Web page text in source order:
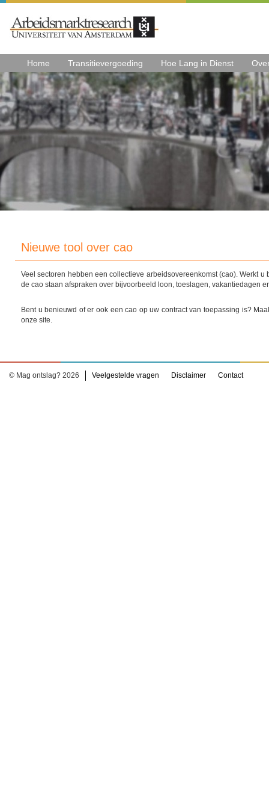
Home Transitievergoeding Hoe Lang in Dienst
Nieuwe tool over cao
Veel sectoren hebben een collectieve arbeidsovereenkomst (cao). Werkt
de cao staan afspraken over bijvoorbeeld loon, toeslagen, vakantiedagen
Bent u benieuwd of er ook een cao op uw contract van toepassing is?
onze site.
© Mag ontslag? 2026 Veelgestelde vragen Disclaimer Contact